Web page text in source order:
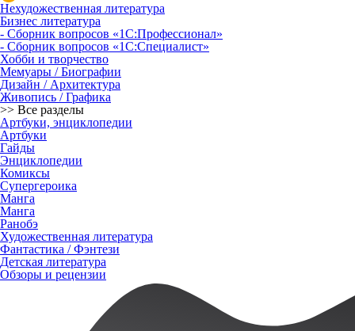
Нехудожественная литература
Бизнес литература
- Сборник вопросов «1С:Профессионал»
- Сборник вопросов «1С:Специалист»
Хобби и творчество
Мемуары / Биографии
Дизайн / Архитектура
Живопись / Графика
>> Все разделы
Артбуки, энциклопедии
Артбуки
Гайды
Энциклопедии
Комиксы
Супергероика
Манга
Манга
Ранобэ
Художественная литература
Фантастика / Фэнтези
Детская литература
Обзоры и рецензии